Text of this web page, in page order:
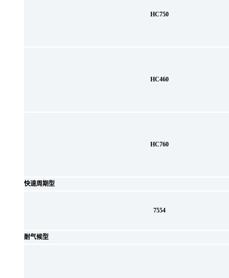
HC750
HC460
HC760
快速周期型
7554
耐气候型